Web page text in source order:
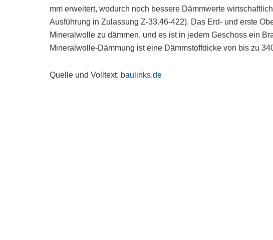
mm erweitert, wodurch noch bessere Dämmwerte
Ausführung in Zulassung Z-33.46-422). Das Erd- und erste
Mineralwolle zu dämmen, und es ist in jedem Geschoss ein
Mineralwolle-Dämmung ist eine Dämmstoffdicke von bis zu
Quelle und Volltext: baulinks.de